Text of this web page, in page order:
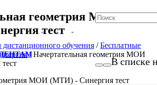
В списке
геометрия МОИ
тест
обучения /Бесплатные
/Начертательная геометрия МОИ
МОИ (МТИ) - Синергия тест